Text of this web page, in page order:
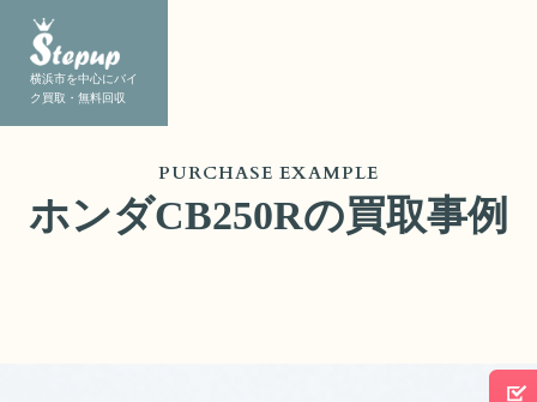
横浜市を中心にバイ
ク買取・無料回収
ホンダCB250Rの買取事例
PURCHASE EXAMPLE